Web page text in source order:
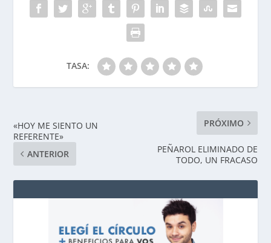
TASA:
«HOY ME SIENTO UN
REFERENTE»
ANTERIOR
PRÓXIMO
PEÑAROL ELIMINADO DE
TODO, UN FRACASO